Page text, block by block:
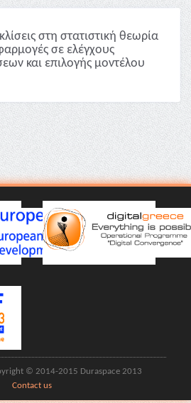
στη στατιστική θεωρία
σε ελέγχους
και επιλογής μοντέλου
© 2014-2015 Duraspace 2013
Contact us